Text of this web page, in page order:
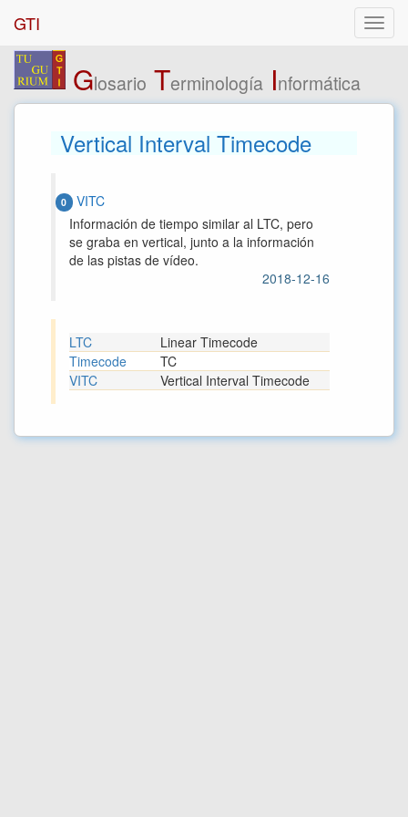
GTI
Glosario Terminología Informática
Vertical Interval Timecode
0 VITC
Información de tiempo similar al LTC, pero
se graba en vertical, junto a la información
de las pistas de vídeo.
2018-12-16
LTC
Linear Timecode
Timecode
TC
VITC
Vertical Interval Timecode